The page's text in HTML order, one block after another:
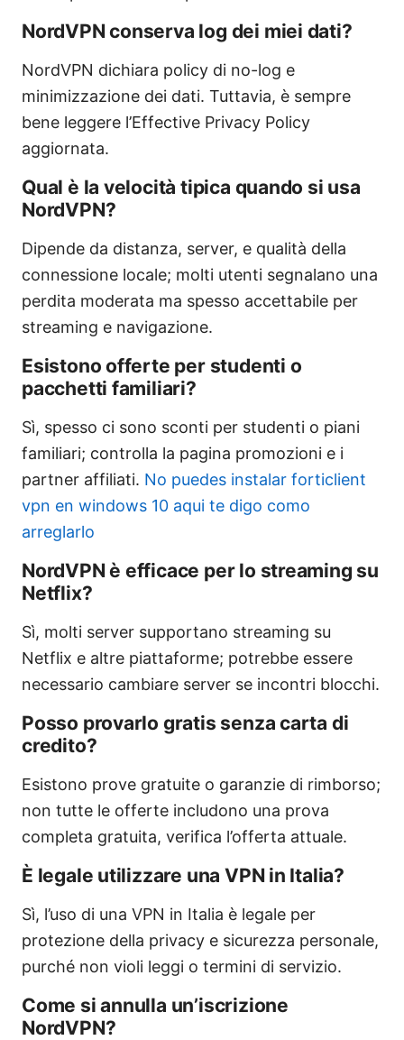
NordVPN conserva log dei miei dati?
NordVPN dichiara policy di no-log e
minimizzazione dei dati. Tuttavia, è sempre
bene leggere l’Effective Privacy Policy
aggiornata.
Qual è la velocità tipica quando si usa
NordVPN?
Dipende da distanza, server, e qualità della
connessione locale; molti utenti segnalano una
perdita moderata ma spesso accettabile per
streaming e navigazione.
Esistono offerte per studenti o
pacchetti familiari?
Sì, spesso ci sono sconti per studenti o piani
familiari; controlla la pagina promozioni e i
partner affiliati. No puedes instalar forticlient
vpn en windows 10 aqui te digo como
arreglarlo
NordVPN è efficace per lo streaming su
Netflix?
Sì, molti server supportano streaming su
Netflix e altre piattaforme; potrebbe essere
necessario cambiare server se incontri blocchi.
Posso provarlo gratis senza carta di
credito?
Esistono prove gratuite o garanzie di rimborso;
non tutte le offerte includono una prova
completa gratuita, verifica l’offerta attuale.
È legale utilizzare una VPN in Italia?
Sì, l’uso di una VPN in Italia è legale per
protezione della privacy e sicurezza personale,
purché non violi leggi o termini di servizio.
Come si annulla un’iscrizione
NordVPN?